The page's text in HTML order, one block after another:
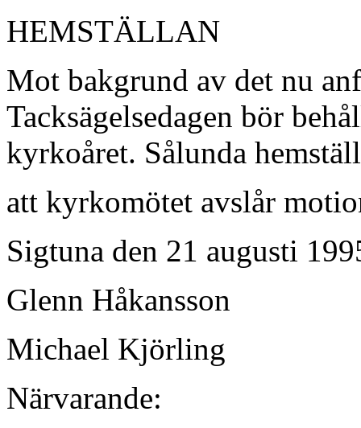
HEMSTÄLLAN
Mot bakgrund av det nu
Tacksägelsedagen bör
kyrkoåret. Sålunda
att kyrkomötet avslår
Sigtuna den 21 augusti
Glenn Håkansson
Michael Kjörling
Närvarande: